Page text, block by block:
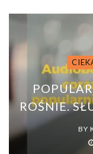
ROŚNIE.
BY